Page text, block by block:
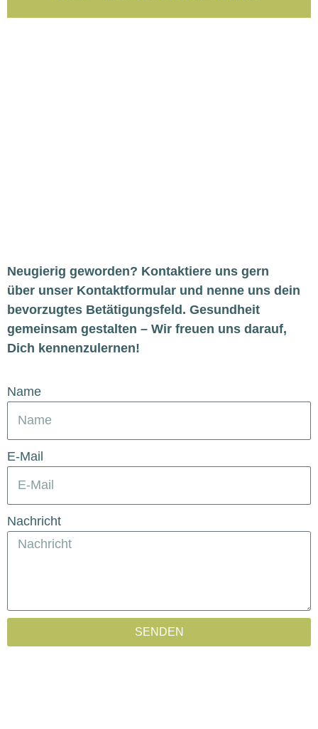
Neu­gie­rig gewor­den? Kon­tak­tie­re uns gern
über unser Kon­takt­for­mu­lar und nen­ne uns dein
bevor­zug­tes Betä­ti­gungs­feld. Gesund­heit
gemein­sam gestal­ten – Wir freu­en uns dar­auf,
Dich kennenzulernen!
Name
E‑Mail
Nachricht
SENDEN